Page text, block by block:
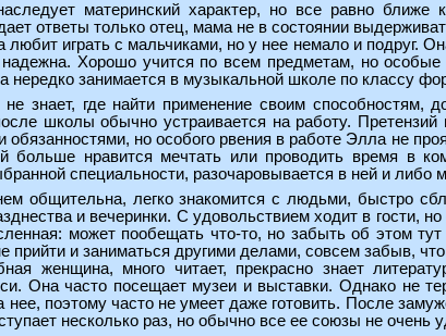
материнский характер, но все равно
ответы только отец, мама не в состоянии
любит играть с мальчиками, но у нее немало и подруг.
Хорошо учится по всем предметам, но особые
нередко занимается в музыкальной школе по классу
знает, где найти применение своим способностям,
школы обычно устраивается на работу.
обязанностями, но особого рвения в работе Элла не
больше нравится мечтать или проводить время в
специальности, разочаровывается в ней и либо
общительна, легко знакомится с людьми, быстро
и вечеринки. С удовольствием ходит в гости,
может пообещать что-то, но забыть об этом
прийти и заниматься другими делами, совсем забыв,
женщина, много читает, прекрасно знает
Она часто посещает музеи и выставки. Однако не
нее, поэтому часто не умеет даже готовить. После
несколько раз, но обычно все ее союзы не очень